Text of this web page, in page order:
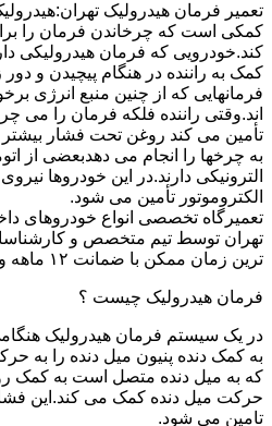
تعمیر فرمان هیدرولیک
کمکی است که چرخاندن فرمان را
کند.خودرویی که فرمان هیدرولیکی
کمک به راننده در هنگام پیچیدن و
فرمانهایی که از چنین منبع انرژی
اند.وقتی راننده فلکه فرمان را می
تأمین می کند روغن تحت فشار بیشتر
به چرخها را انجام می دهدبعضی از
الترونیکی دارند.در این خودروها
الکتروموتور تأمین می شود.
تعمیرگاه تخصصی انواع خودروهای
تهران توسط تیم متخصص و
ترین زمان ممکن با ضمانت ۱۲ ماهه و با مناسب ترین قیمت
فرمان هیدرولیک چیست ؟
در یک سیستم فرمان هیدرولیک
به کمک دنده پنیون میل دنده را به
که به میل دنده متصل است به کمک
حرکت میل دنده کمک می کند.این
تامین می شود.